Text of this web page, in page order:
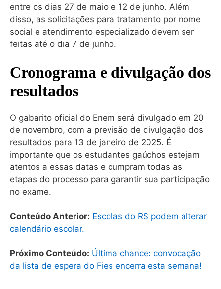
entre os dias 27 de maio e 12 de junho. Além
disso, as solicitações para tratamento por nome
social e atendimento especializado devem ser
feitas até o dia 7 de junho.
Cronograma e divulgação dos
resultados
O gabarito oficial do Enem será divulgado em 20
de novembro, com a previsão de divulgação dos
resultados para 13 de janeiro de 2025. É
importante que os estudantes gaúchos estejam
atentos a essas datas e cumpram todas as
etapas do processo para garantir sua participação
no exame.
Conteúdo Anterior: Escolas do RS podem alterar
calendário escolar.
Próximo Conteúdo: Última chance: convocação
da lista de espera do Fies encerra esta semana!